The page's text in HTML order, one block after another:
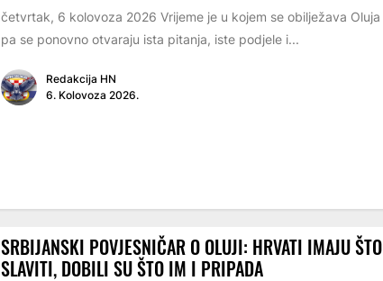
četvrtak, 6 kolovoza 2026 Vrijeme je u kojem se obilježava Oluja
pa se ponovno otvaraju ista pitanja, iste podjele i...
Redakcija HN
6. Kolovoza 2026.
SRBIJANSKI POVJESNIČAR O OLUJI: HRVATI IMAJU ŠTO
SLAVITI, DOBILI SU ŠTO IM I PRIPADA